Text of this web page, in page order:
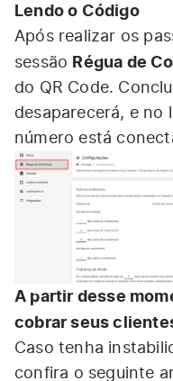
Lendo o Código
Após realizar os
sessão Régua de
do QR Code.
desaparecerá, e no
número está
A partir desse
cobrar seus
Caso tenha
confira o seguinte